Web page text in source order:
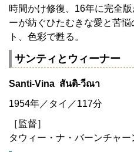
時間かけ修復、16年に完全
ーが紡ぐひたむきな愛と苦
ト、色彩で甦る。
サンティとウィーナー
Santi-Vina สันติ-วีณา
1954年／タイ／117分
［監督］
タウィー・ナ・バーンチャー